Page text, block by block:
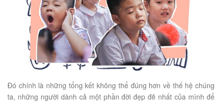
Đó chính là những tổng kết không thể đúng hơn về thế hệ chúng
ta, những người dành cả một phần đời đẹp đẽ nhất của mình để